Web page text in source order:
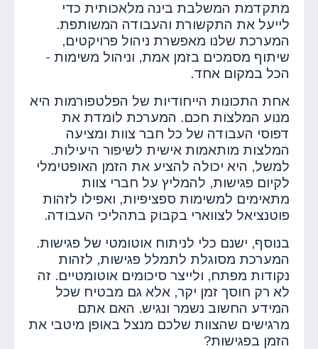
מתקדמת המשלבת בינה מלאכותית כדי
לייעל את התקשורת והעבודה המשותפת.
המערכת שלנו מאפשרת ניהול פרויקטים,
שיתוף מסמכים בזמן אמת, וניהול משימות -
הכל במקום אחד.
אחת התכונות הייחודיות של הפלטפורמות היא
מנוע המלצות חכם. המערכת לומדת את
דפוסי העבודה של כל חבר צוות ומציעה
המלצות מותאמות אישית לשיפור היעילות.
למשל, היא יכולה להציע את הזמן האופטימלי
לקיום פגישות, להמליץ על חברי צוות
מתאימים למשימות ספציפיות, ואפילו לזהות
פוטנציאל לצווארי בקבוק בתהליכי העבודה.
בנוסף, ישנם כלי לניתוח אוטומטי של פגישות.
המערכת מסוגלת לתמלל פגישות, לזהות
נקודות מפתח, ולייצר סיכומים אוטומטיים. זה
לא רק חוסך זמן יקר, אלא גם מבטיח שכל
המידע החשוב נשמר ונגיש. האם אתם
מרגישים שהצוות שלכם מנצל באופן מיטבי את
הזמן בפגישות?